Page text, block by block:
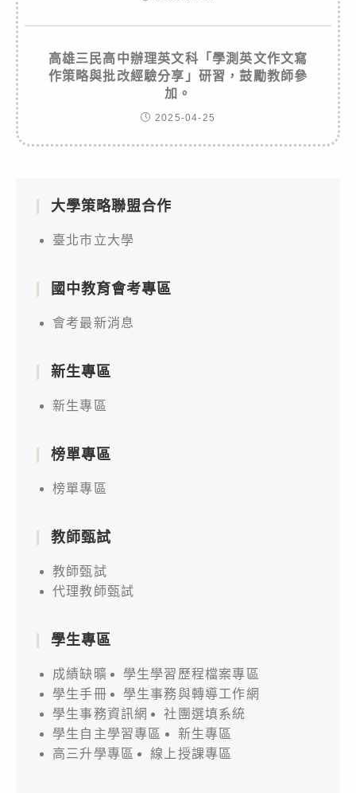
高雄三民高中辦理英文科「學測英文作文寫
作策略與批改經驗分享」研習，鼓勵教師參
加。
2025-04-25
大學策略聯盟合作
臺北市立大學
國中教育會考專區
會考最新消息
新生專區
新生專區
榜單專區
榜單專區
教師甄試
教師甄試
代理教師甄試
學生專區
成績缺曠
學生學習歷程檔案專區
學生手冊
學生事務與轉導工作網
學生事務資訊網
社團選填系統
學生自主學習專區
新生專區
高三升學專區
線上授課專區